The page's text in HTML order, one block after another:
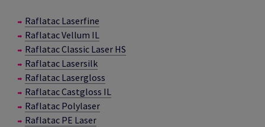
Raflatac Laserfine
Raflatac Vellum IL
Raflatac Classic Laser HS
Raflatac Lasersilk
Raflatac Lasergloss
Raflatac Castgloss IL
Raflatac Polylaser
Raflatac PE Laser